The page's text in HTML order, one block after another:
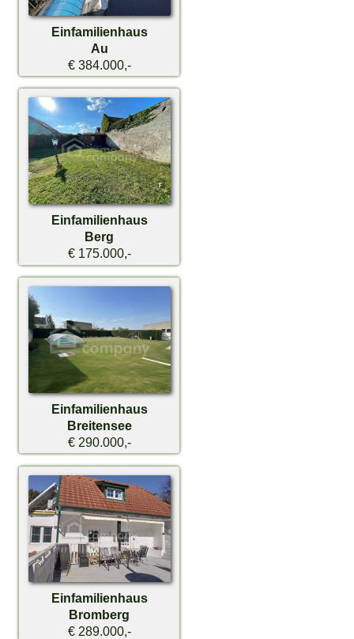
Einfamilienhaus
Au
€ 384.000,-
Einfamilienhaus
Berg
€ 175.000,-
Einfamilienhaus
Breitensee
€ 290.000,-
Einfamilienhaus
Bromberg
€ 289.000,-